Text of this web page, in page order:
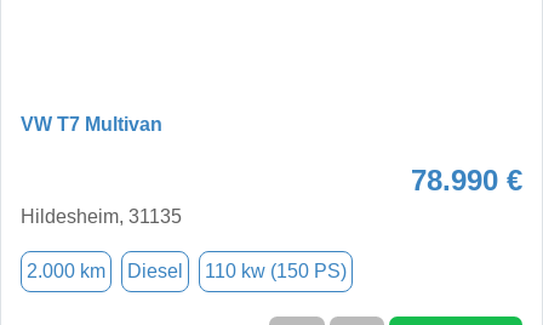
VW T7 Multivan
78.990 €
Hildesheim, 31135
2.000 km Diesel 110 kw (150 PS)